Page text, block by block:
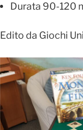
Durata 90-120
Edito da Giochi